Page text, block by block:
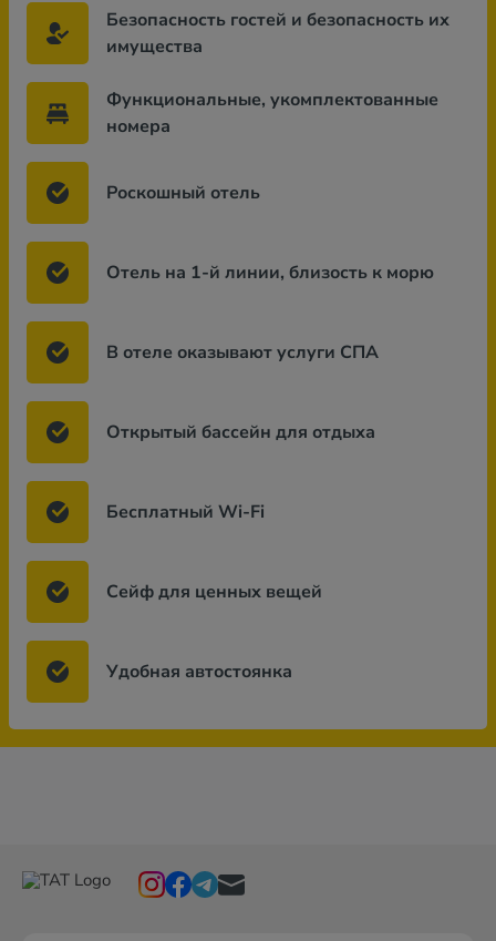
Безопасность гостей и безопасность их
имущества
Функциональные, укомплектованные
номера
Роскошный отель
Отель на 1-й линии, близость к морю
В отеле оказывают услуги СПА
Открытый бассейн для отдыха
Бесплатный Wi-Fi
Сейф для ценных вещей
Удобная автостоянка